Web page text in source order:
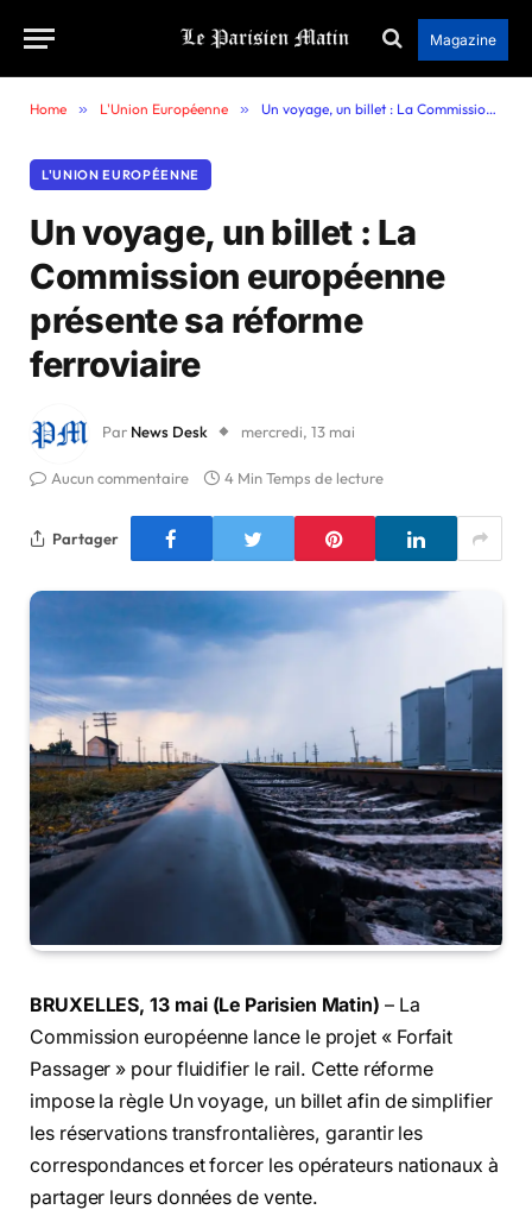
Magazine
Home » L'Union Européenne » Un voyage, un billet : La Commission européenne présente sa réforme ferroviaire
L'UNION EUROPÉENNE
Un voyage, un billet : La
Commission européenne
présente sa réforme
ferroviaire
Par News Desk mercredi, 13 mai
Aucun commentaire 4 Min Temps de lecture
Partager
BRUXELLES, 13 mai (Le Parisien Matin) – La
Commission européenne lance le projet « Forfait
Passager » pour fluidifier le rail. Cette réforme
impose la règle Un voyage, un billet afin de simplifier
les réservations transfrontalières, garantir les
correspondances et forcer les opérateurs nationaux à
partager leurs données de vente.